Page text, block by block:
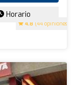
4.8 (44 opiniones)
Horario